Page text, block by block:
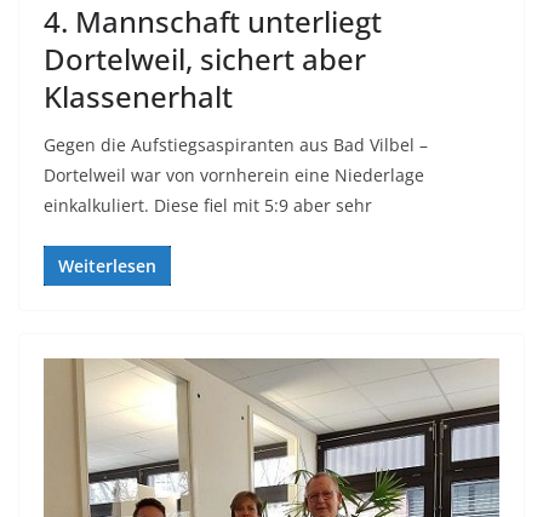
4. Mannschaft unterliegt
Dortelweil, sichert aber
Klassenerhalt
Gegen die Aufstiegsaspiranten aus Bad Vilbel –
Dortelweil war von vornherein eine Niederlage
einkalkuliert. Diese fiel mit 5:9 aber sehr
Weiterlesen